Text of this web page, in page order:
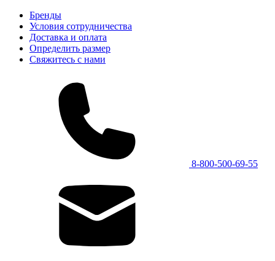
Бренды
Условия сотрудничества
Доставка и оплата
Определить размер
Свяжитесь с нами
8-800-500-69-55